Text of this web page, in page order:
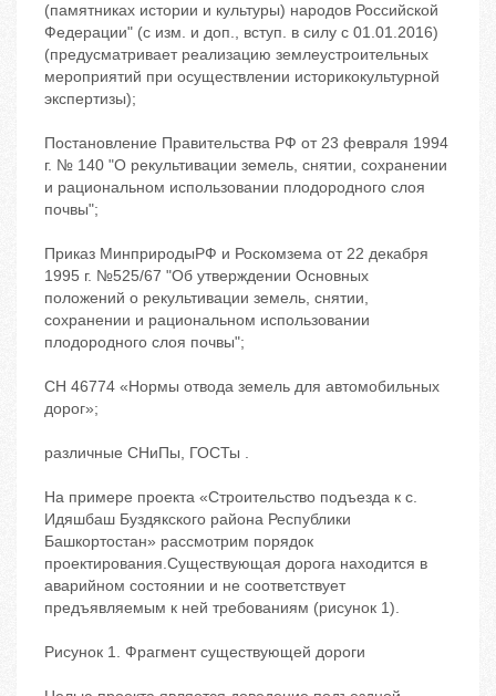
(памятниках истории и культуры) народов Российской
Федерации" (с изм. и доп., вступ. в силу с 01.01.2016)
(предусматривает реализацию землеустроительных
мероприятий при осуществлении историкокультурной
экспертизы);
Постановление Правительства РФ от 23 февраля 1994
г. № 140 "О рекультивации земель, снятии, сохранении
и рациональном использовании плодородного слоя
почвы";
Приказ МинприродыРФ и Роскомзема от 22 декабря
1995 г. №525/67 "Об утверждении Основных
положений о рекультивации земель, снятии,
сохранении и рациональном использовании
плодородного слоя почвы";
СН 46774 «Нормы отвода земель для автомобильных
дорог»;
различные СНиПы, ГОСТы .
На примере проекта «Строительство подъезда к с.
Идяшбаш Буздякского района Республики
Башкортостан» рассмотрим порядок
проектирования.Существующая дорога находится в
аварийном состоянии и не соответствует
предъявляемым к ней требованиям (рисунок 1).
Рисунок 1. Фрагмент существующей дороги